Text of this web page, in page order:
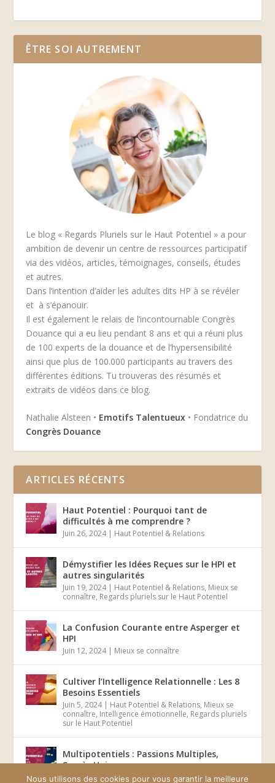
ÊTRE SOI AUTREMENT
Le blog « Regards Pluriels sur le Haut Potentiel » a pour
ambition de devenir un centre de ressources participatif
via des vidéos, articles, témoignages, conseils, études
et autres.
Dans l’intention d’aider les adultes dits HP à se révéler
et à s’épanouir.
Il est également le relais de l’incontournable Congrès
Douance qui a eu lieu pendant 8 ans et qui a réuni plus
de 100 experts de la douance et de l’hypersensibilité
ainsi que plus de 100.000 participants au travers des
différentes éditions. Tu trouveras des résumés et
extraits de vidéos dans ce blog.
Nathalie Alsteen • Emotifs Talentueux • Fondatrice du
Congrès Douance
ARTICLES RÉCENTS
Haut Potentiel : Pourquoi tant de
difficultés à me comprendre ?
Juin 26, 2024| Haut Potentiel & Relations
Démystifier les Idées Reçues sur le HPI et
autres singularités
Juin 19, 2024| Haut Potentiel & Relations, Mieux se
connaître, Regards pluriels sur le Haut Potentiel
La Confusion Courante entre Asperger et
HPI
Juin 12, 2024| Mieux se connaître
Cultiver l’Intelligence Relationnelle : Les 8
Besoins Essentiels
Juin 5, 2024| Haut Potentiel & Relations, Mieux se
connaître, Intelligence émotionnelle, Regards pluriels
sur le Haut Potentiel
Multipotentiels : Passions Multiples,
Succès Unique
Mai 29, 2024|Mieux se connaître
Nous utilisons des cookies pour vous garantir la meilleure